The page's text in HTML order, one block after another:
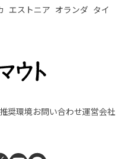
エストニア オランダ タイ
推奨環境お問い合わせ運営会社